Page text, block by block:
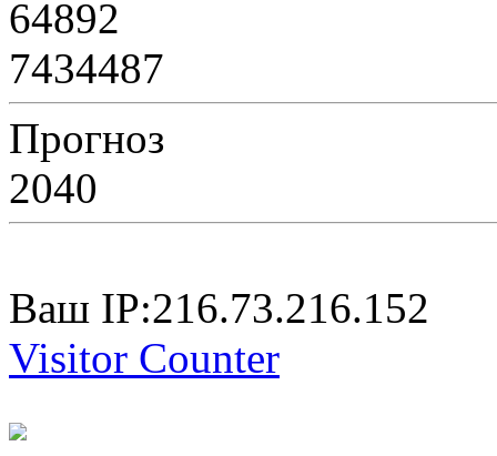
64892
7434487
Прогноз
2040
Ваш IP:216.73.216.152
Visitor Counter